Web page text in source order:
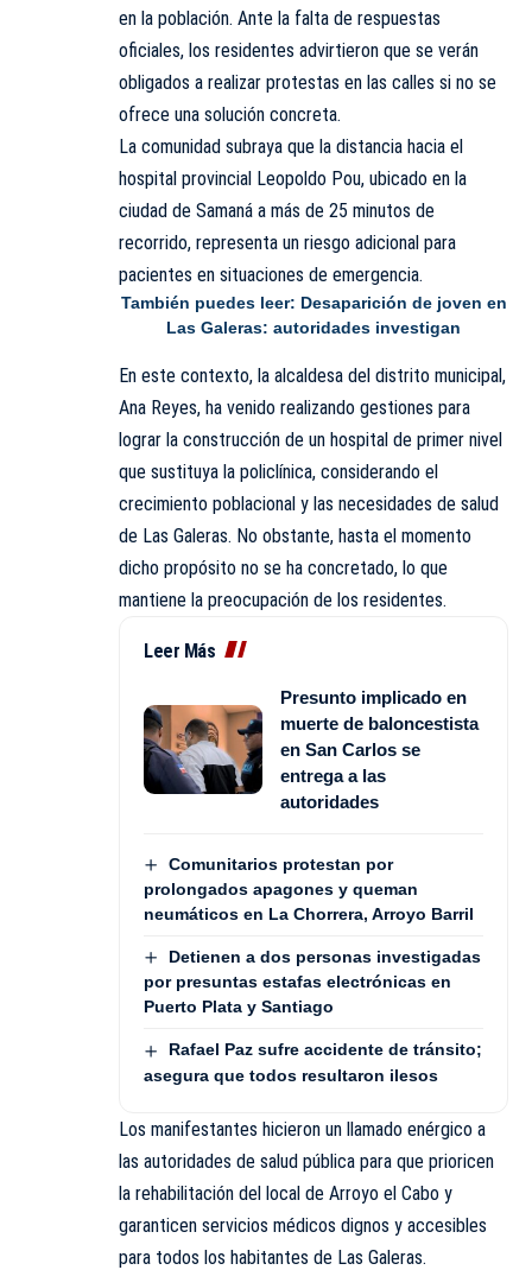
en la población. Ante la falta de respuestas
oficiales, los residentes advirtieron que se verán
obligados a realizar protestas en las calles si no se
ofrece una solución concreta.
La comunidad subraya que la distancia hacia el
hospital provincial Leopoldo Pou, ubicado en la
ciudad de Samaná a más de 25 minutos de
recorrido, representa un riesgo adicional para
pacientes en situaciones de emergencia.
También puedes leer: Desaparición de joven en
Las Galeras: autoridades investigan
En este contexto, la alcaldesa del distrito municipal,
Ana Reyes, ha venido realizando gestiones para
lograr la construcción de un hospital de primer nivel
que sustituya la policlínica, considerando el
crecimiento poblacional y las necesidades de salud
de Las Galeras. No obstante, hasta el momento
dicho propósito no se ha concretado, lo que
mantiene la preocupación de los residentes.
Leer Más
Presunto implicado en
muerte de baloncestista
en San Carlos se
entrega a las
autoridades
Comunitarios protestan por
prolongados apagones y queman
neumáticos en La Chorrera, Arroyo Barril
Detienen a dos personas investigadas
por presuntas estafas electrónicas en
Puerto Plata y Santiago
Rafael Paz sufre accidente de tránsito;
asegura que todos resultaron ilesos
Los manifestantes hicieron un llamado enérgico a
las autoridades de salud pública para que prioricen
la rehabilitación del local de Arroyo el Cabo y
garanticen servicios médicos dignos y accesibles
para todos los habitantes de Las Galeras.